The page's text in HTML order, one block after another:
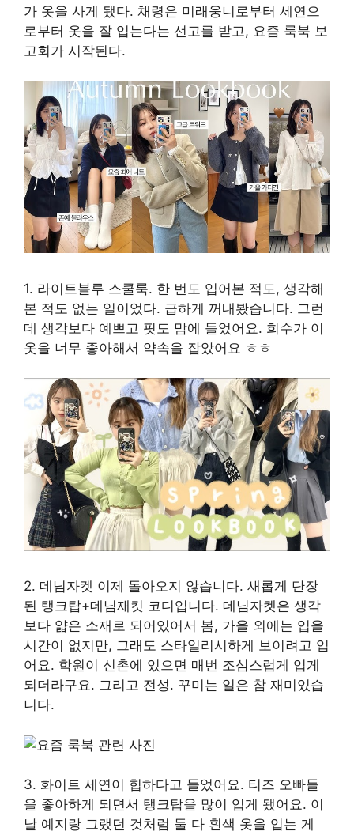
가 옷을 사게 됐다. 채령은 미래웅니로부터 세연으
로부터 옷을 잘 입는다는 선고를 받고, 요즘 룩북 보
고회가 시작된다.
1. 라이트블루 스쿨룩. 한 번도 입어본 적도, 생각해
본 적도 없는 일이었다. 급하게 꺼내봤습니다. 그런
데 생각보다 예쁘고 핏도 맘에 들었어요. 희수가 이
옷을 너무 좋아해서 약속을 잡았어요 ㅎㅎ
2. 데님자켓 이제 돌아오지 않습니다. 새롭게 단장
된 탱크탑+데님재킷 코디입니다. 데님자켓은 생각
보다 얇은 소재로 되어있어서 봄, 가을 외에는 입을
시간이 없지만, 그래도 스타일리시하게 보이려고 입
어요. 학원이 신촌에 있으면 매번 조심스럽게 입게
되더라구요. 그리고 전성. 꾸미는 일은 참 재미있습
니다.
3. 화이트 세연이 힙하다고 들었어요. 티즈 오빠들
을 좋아하게 되면서 탱크탑을 많이 입게 됐어요. 이
날 예지랑 그랬던 것처럼 둘 다 흰색 옷을 입는 게